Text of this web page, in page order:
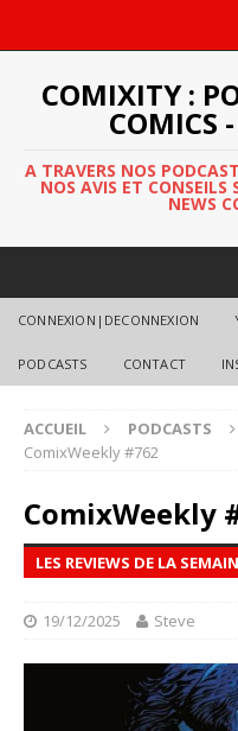
COMIXITY :
COMICS
A TRAVERS NOS
NOS AVIS ET CONSEILS
NEWS
CONNEXION|DECONNEXION
PODCASTS CONTACT
ACCUEIL PODCASTS
ComixWeekly #762
ComixWeekly
LES REVIEWS DE LA
19/12/2025 Steve